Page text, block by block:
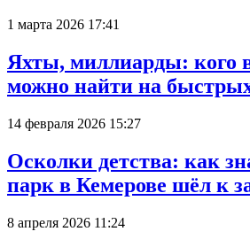
1 марта 2026 17:41
Яхты, миллиарды: кого
можно найти на
14 февраля 2026 15:27
Осколки детства: как
парк в Кемерове шёл к
8 апреля 2026 11:24